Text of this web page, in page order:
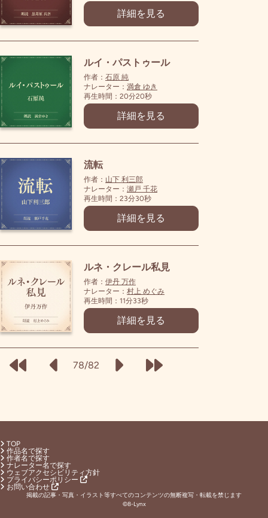
詳細を見る
ルイ・パストゥール
作者： 石原 純
ナレーター： 満倉 ゆき
再生時間：20分20秒
詳細を見る
流転
作者： 山下 利三郎
ナレーター： 瀬戸 千花
再生時間：23分30秒
詳細を見る
ルネ・クレール私見
作者： 伊丹 万作
ナレーター： 村上 めぐみ
再生時間：11分33秒
詳細を見る
78/82
TOP
作品名で探す
作者名で探す
ナレーター名で探す
ウェブアクセシビリティ方針
プライバシーポリシー
お問い合わせ
掲載の記事・写真・イラスト等すべてのコンテンツの無断複写・転載を禁じます
©8-Lynx